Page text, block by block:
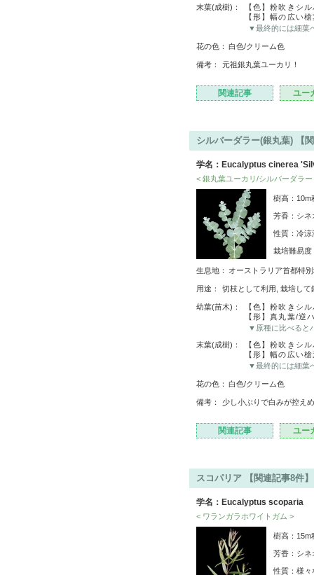
末葉(成樹)：
【色】粉吹きシ
【形】幅の広い
▼最終的には細葉
花の色： 白色/クリーム色
備考： 元祖銀丸葉ユーカリ！
関連記事 ユー
シルバーダラー(銀丸葉) 【
学名：Eucalyptus cinerea
< 銀丸葉ユーカリ/シルバーダラー
樹高：
芳香：シ
性質：冷
栽培難
生息地： オーストラリア首都特
用途： 切枝として利用, 栽培して
幼葉(苗木)：
【色】粉吹きシ
【形】真丸葉/逆
▼原種に比べると
末葉(成樹)：
【色】粉吹きシ
【形】幅の広い
▼最終的には細葉
花の色： 白色/クリーム色
備考： 少し小ぶりで白みが控え
関連記事 ユー
スコパリア 【関連記事8件】
学名：Eucalyptus scoparia
< ワランガラホワイトガム >
樹高：
芳香：シ
性質：様